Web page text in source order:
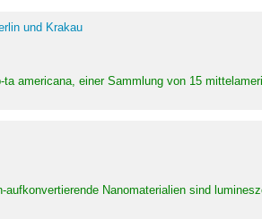
und Krakau
americana, einer Sammlung von 15
Nanomaterialien sind